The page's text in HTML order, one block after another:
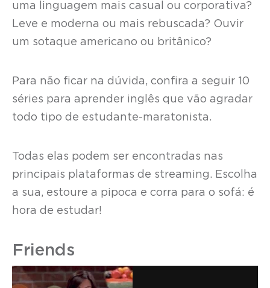
uma linguagem mais casual ou corporativa?
Leve e moderna ou mais rebuscada? Ouvir
um sotaque americano ou britânico?
Para não ficar na dúvida, confira a seguir 10
séries para aprender inglês que vão agradar
todo tipo de estudante-maratonista.
Todas elas podem ser encontradas nas
principais plataformas de streaming. Escolha
a sua, estoure a pipoca e corra para o sofá: é
hora de estudar!
Friends